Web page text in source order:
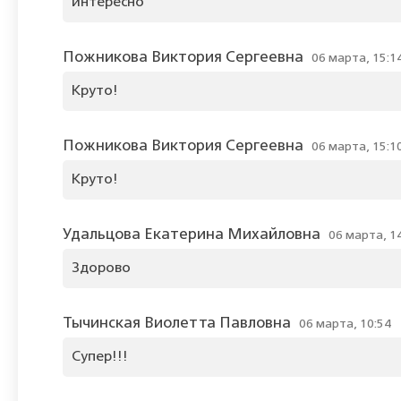
Пожникова Виктория Сергеевна 06 марта,
Круто!
Пожникова Виктория Сергеевна 06 марта,
Круто!
Удальцова Екатерина Михайловна 06 марта,
Здорово
Тычинская Виолетта Павловна 06 марта, 10:54
Супер!!!